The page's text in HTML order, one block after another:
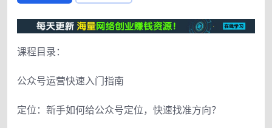
课程目录：
公众号运营快速入门指南
定位：新手如何给公众号定位，快速找准方向？